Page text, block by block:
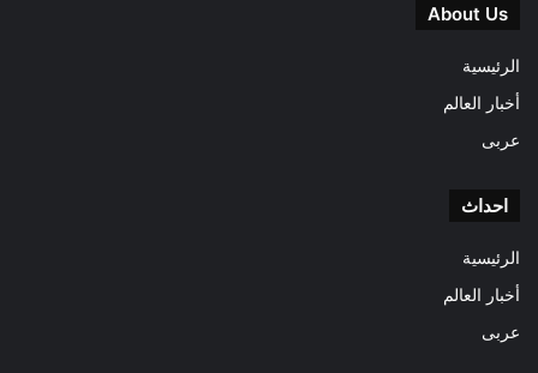
About Us
الرئيسية
أخبار العالم
عربى
احداث
الرئيسية
أخبار العالم
عربى